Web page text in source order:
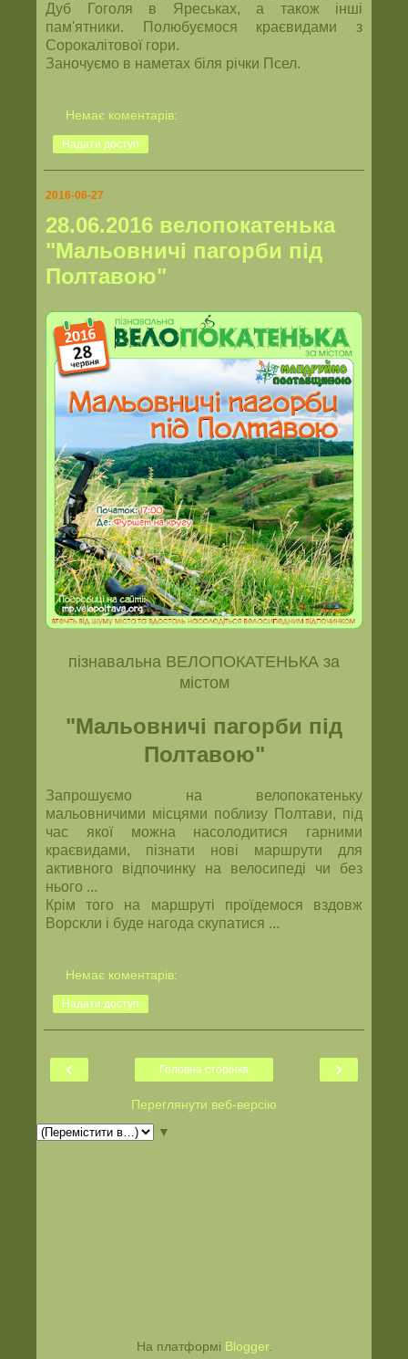
Дуб Гоголя в Яреськах, а також інші
пам'ятники. Полюбуємося краєвидами з
Сорокалітової гори.
Заночуємо в наметах біля річки Псел.
Немає коментарів:
Надати доступ
2016-06-27
28.06.2016 велопокатенька
"Мальовничі пагорби під
Полтавою"
пізнавальна ВЕЛОПОКАТЕНЬКА за
містом
"Мальовничі пагорби під
Полтавою"
Запрошуємо на велопокатеньку
мальовничими місцями поблизу Полтави, під
час якої можна насолодитися гарними
краєвидами, пізнати нові маршрути для
активного відпочинку на велосипеді чи без
нього ...
Крім того на маршруті проїдемося вздовж
Ворскли і буде нагода скупатися ...
Немає коментарів:
Надати доступ
‹ ›
Головна сторінка
Переглянути веб-версію
▼
На платформі Blogger.